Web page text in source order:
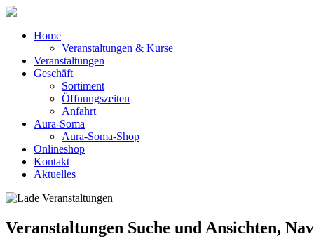
Home
Veranstaltungen & Kurse
Veranstaltungen
Geschäft
Sortiment
Öffnungszeiten
Anfahrt
Aura-Soma
Aura-Soma-Shop
Onlineshop
Kontakt
Aktuelles
Veranstaltungen Suche und Ansichten,